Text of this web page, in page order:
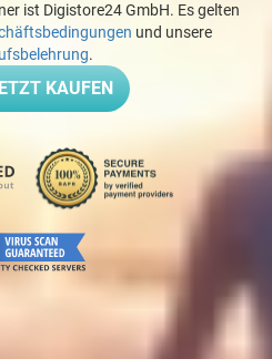
ist Digistore24 GmbH. Es gelten
und unsere
.
KAUFEN